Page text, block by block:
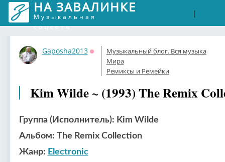
НА ЗАВАЛИНКЕ
Музыкальная
соцсеть
|
Gaposha2013
Оффлайн
Музыкальный блог. Вся музыка
Мира
Ремиксы и Ремейки
Kim Wilde ~ (1993) The Remix
Группа (Исполнитель): Kim Wilde
Альбом: The Remix Collection
Жанр: Electronic